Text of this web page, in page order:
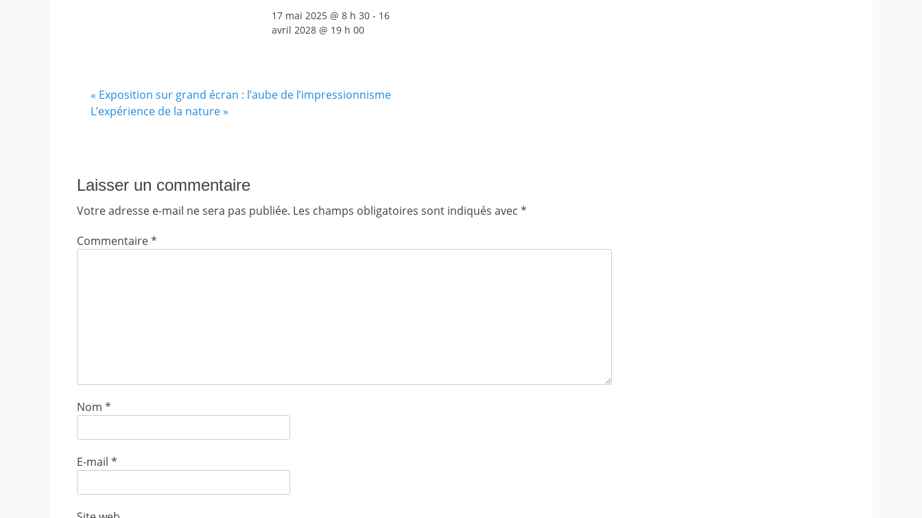
17 mai 2025 @ 8 h 30 - 16
avril 2028 @ 19 h 00
« Exposition sur grand écran : l’aube de l’impressionnisme
L’expérience de la nature»
Laisser un commentaire
Votre adresse e-mail ne sera pas publiée. Les champs obligatoires sont indiqués avec *
Commentaire*
Nom *
E-mail *